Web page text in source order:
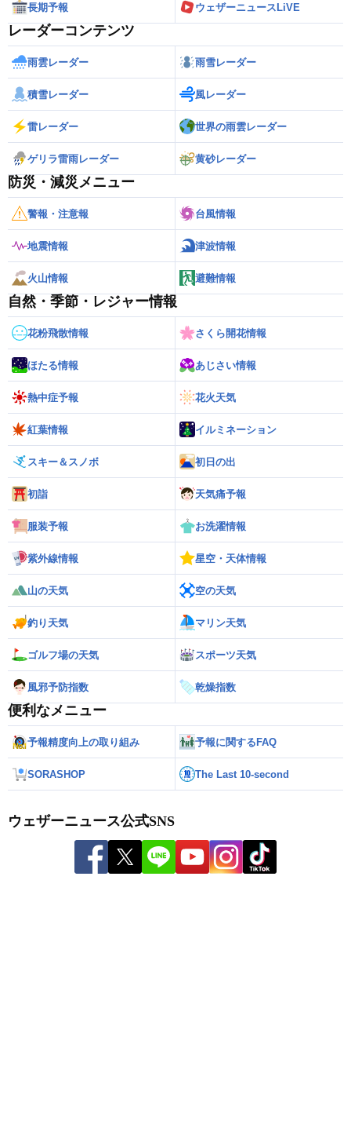
長期予報 ウェザーニュースLiVE
レーダーコンテンツ
雨雲レーダー 雨雪レーダー
積雪レーダー 風レーダー
雷レーダー 世界の雨雲レーダー
ゲリラ雷雨レーダー 黄砂レーダー
防災・減災メニュー
警報・注意報 台風情報
地震情報 津波情報
火山情報 避難情報
自然・季節・レジャー情報
花粉飛散情報 さくら開花情報
ほたる情報 あじさい情報
熱中症予報 花火天気
紅葉情報 イルミネーション
スキー＆スノボ 初日の出
初詣 天気痛予報
服装予報 お洗濯情報
紫外線情報 星空・天体情報
山の天気 空の天気
釣り天気 マリン天気
ゴルフ場の天気 スポーツ天気
風邪予防指数 乾燥指数
便利なメニュー
予報精度向上の取り組み 予報に関するFAQ
SORASHOP The Last 10-second
ウェザーニュース公式SNS